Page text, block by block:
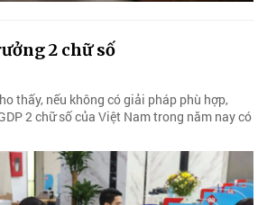
2 chữ số
thấy, nếu không có giải pháp phù hợp,
2 chữ số của Việt Nam trong năm nay có